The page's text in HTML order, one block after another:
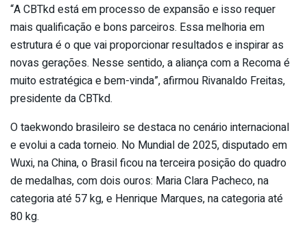
“A CBTkd está em processo de expansão e isso requer
mais qualificação e bons parceiros. Essa melhoria em
estrutura é o que vai proporcionar resultados e inspirar as
novas gerações. Nesse sentido, a aliança com a Recoma é
muito estratégica e bem-vinda”, afirmou Rivanaldo Freitas,
presidente da CBTkd.
O taekwondo brasileiro se destaca no cenário internacional
e evolui a cada torneio. No Mundial de 2025, disputado em
Wuxi, na China, o Brasil ficou na terceira posição do quadro
de medalhas, com dois ouros: Maria Clara Pacheco, na
categoria até 57 kg, e Henrique Marques, na categoria até
80 kg.